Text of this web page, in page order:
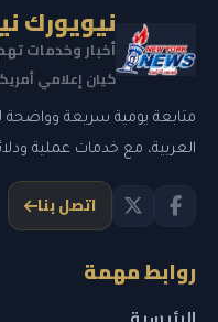
نيويورك
أخبار وخدمات
كيان إعلامي أمريكي
متابعة يومية سريعة وواضحة
العربية، مع خدمات عملية
اتصل بنا
روابط مهمة